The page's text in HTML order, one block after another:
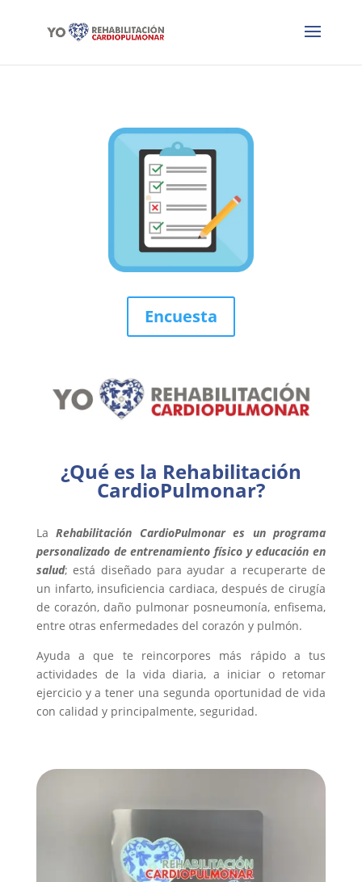
Encuesta
¿Qué es la Rehabilitación
CardioPulmonar?
LaRehabilitación CardioPulmonar es un programa
personalizado de entrenamiento físico y educación en
salud; está diseñado para ayudar a recuperarte de
un infarto, insuficiencia cardiaca, después de cirugía
de corazón, daño pulmonar posneumonía, enfisema,
entre otras enfermedades del corazón y pulmón.
Ayuda a que te reincorpores más rápido a tus
actividades de la vida diaria, a iniciar o retomar
ejercicio y a tener una segunda oportunidad de vida
con calidad y principalmente, seguridad.